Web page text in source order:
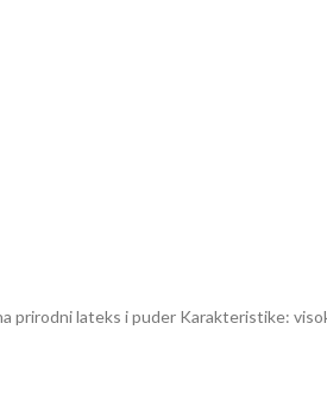
prirodni lateks i puder Karakteristike: